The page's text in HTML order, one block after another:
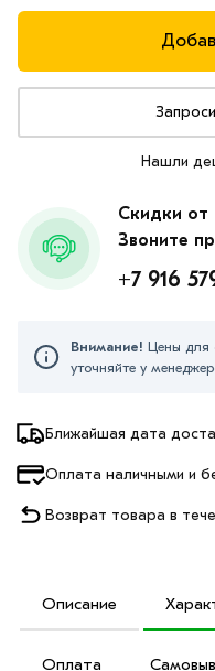
Ближайшая дата
Оплата наличными и
Возврат товара в
Нашли
Скидки от
Звоните
+7 916
Внимание! Цены для
уточняйте у
Описание
Оплата